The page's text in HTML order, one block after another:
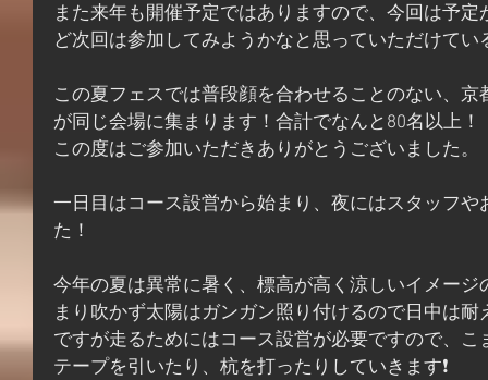
また来年も開催予定ではありますので、今回は予
ど次回は参加してみようかなと思っていただけて
この夏フェスでは普段顔を合わせることのない、
が同じ会場に集まります！合計でなんと80名以上！
この度はご参加いただきありがとうございました。
一日目はコース設営から始まり、夜にはスタッフや
た！
今年の夏は異常に暑く、標高が高く涼しいイメー
まり吹かず太陽はガンガン照り付けるので日中は
ですが走るためにはコース設営が必要ですので、
テープを引いたり、杭を打ったりしていきます❗